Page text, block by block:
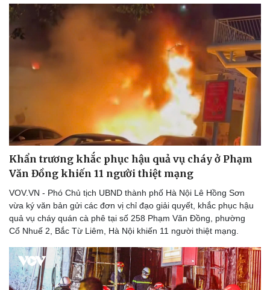
Doanh nghiệp
Thông tin doanh nghiệp
Công nghệ
Sành điệu
Tin Công nghệ
Trải nghiệm
Chuyển đổi số
Khẩn trương khắc phục hậu quả vụ cháy ở Phạm
Văn Đồng khiến 11 người thiệt mạng
VOV.VN - Phó Chủ tịch UBND thành phố Hà Nội Lê Hồng Sơn
vừa ký văn bản gửi các đơn vị chỉ đạo giải quyết, khắc phục hậu
quả vụ cháy quán cà phê tại số 258 Phạm Văn Đồng, phường
Cổ Nhuế 2, Bắc Từ Liêm, Hà Nội khiến 11 người thiệt mạng.